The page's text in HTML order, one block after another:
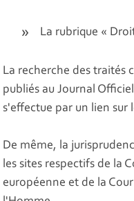
La rubrique «
La recherche des traités
publiés au Journal
s'effectue par un lien sur
De même, la
les sites respectifs de la
européenne et de la